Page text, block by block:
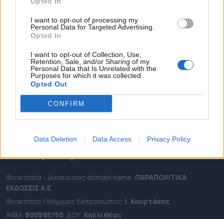
I want to opt-out of processing my
Personal Data for Targeted Advertising.
Opted In
I want to opt-out of Collection, Use,
Retention, Sale, and/or Sharing of my
Personal Data that Is Unrelated with the
Purposes for which it was collected.
Opted Out
CONFIRM
Data Deletion Data Access Privacy Policy
ΠΕΡΙΦΕΡΕΙΕΣ
OTA LEAKS
ΑΠΟΨΕΙΣ
ΠΡΟΣΛΗΨΕΙΣ
e-ota.gr | Ταυτότητα
Ταχ. Διεύθυνση:Λεωφόρος Ανδρέα Συγγρού 188, 17671,
2111091100
Εmail:info@e-ota.gr
Ιδιοκτησία - Δικαιούχος domain name: ΠΑΡΑΠΟΛΙΤΙΚΑ
ΕΚΔΟΣΕΙΣ A.E.
Ιδιοκτήτης / Νόμιμος Εκπρόσωπος: Ι. Κουρτάκης
ΑΦΜ: 800595750 , ΔΟΥ: Καλλιθέας